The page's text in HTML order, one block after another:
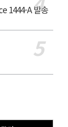
1444-A 발송